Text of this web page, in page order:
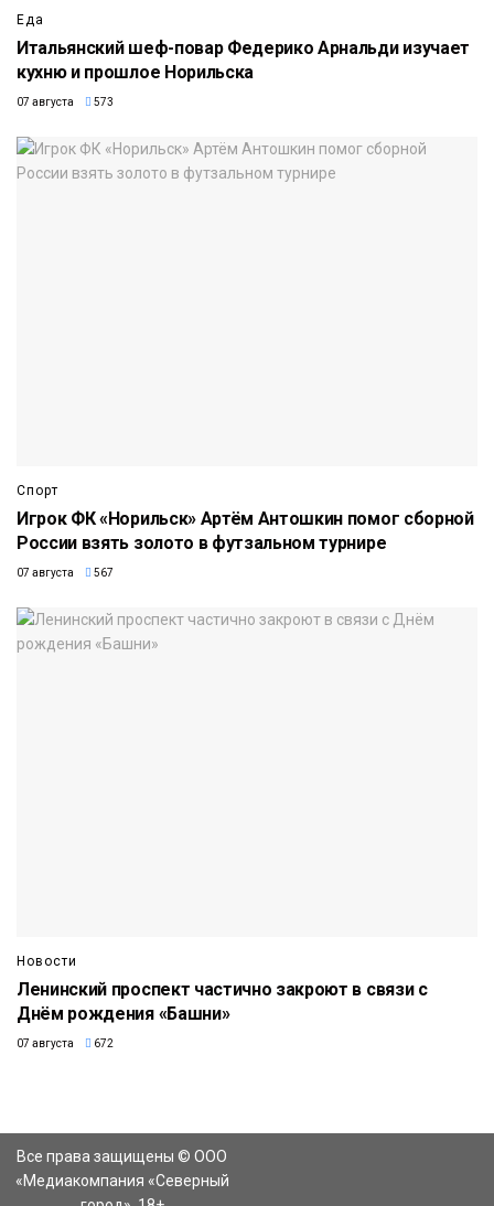
Еда
Итальянский шеф-повар Федерико Арнальди изучает
кухню и прошлое Норильска
07 августа 573
Спорт
Игрок ФК «Норильск» Артём Антошкин помог сборной
России взять золото в футзальном турнире
07 августа 567
Новости
Ленинский проспект частично закроют в связи с
Днём рождения «Башни»
07 августа 672
Все права защищены © ООО
«Медиакомпания «Северный